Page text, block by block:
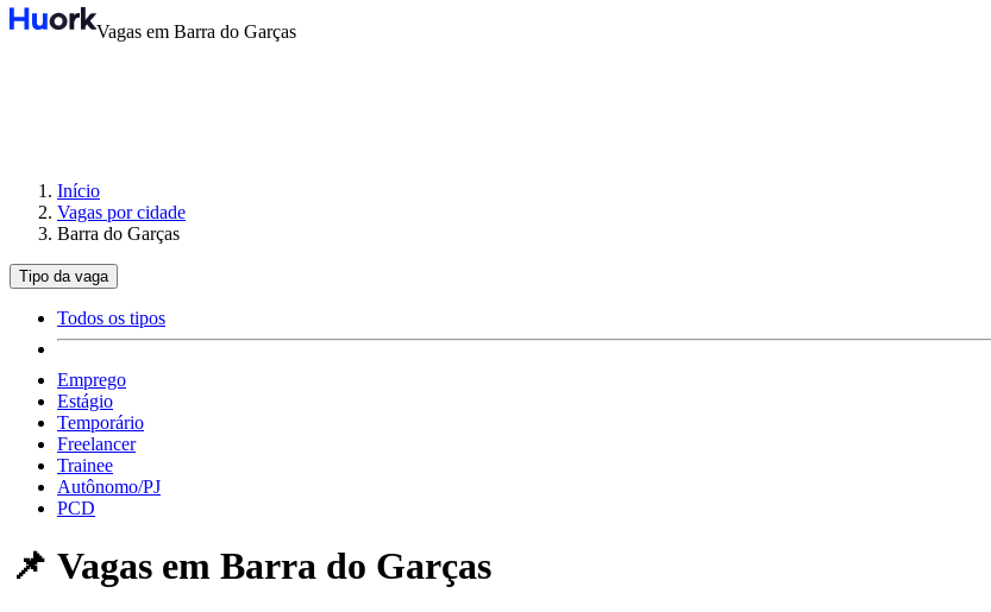
Vagas em Barra do Garças
Início
Vagas por cidade
Barra do Garças
Tipo da vaga
Todos os tipos
Emprego
Estágio
Temporário
Freelancer
Trainee
Autônomo/PJ
PCD
📌 Vagas em Barra do Garças